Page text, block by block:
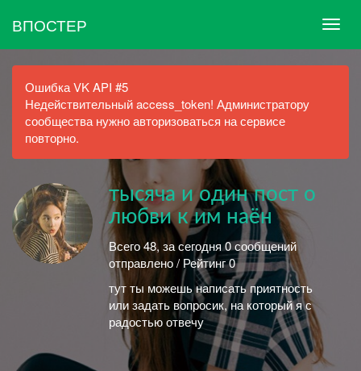
ВПОСТЕР
Ошибка VK API #5
Недействительный access_token! Администратору
сообщества нужно авторизоваться на сервисе
повторно.
тысяча и один пост о
любви к им наён
Всего 48, за сегодня 0 сообщений
отправлено / Рейтинг 0
тут ты можешь написать приятность
или задать вопросик, на который я с
радостью отвечу